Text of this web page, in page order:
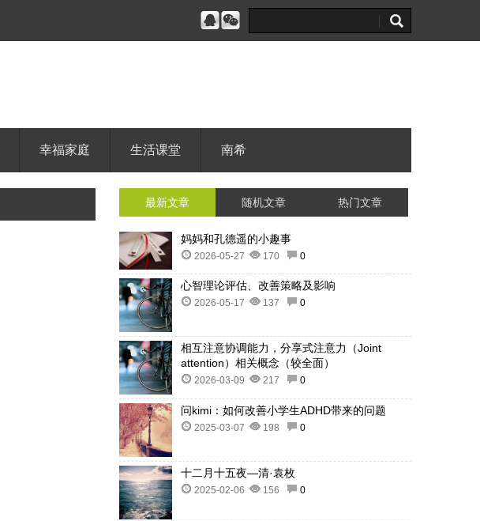
幸福家庭 生活课堂 南希
最新文章 随机文章 热门文章
妈妈和孔德遥的小趣事
2026-05-27 170 0
心智理论评估、改善策略及影响
2026-05-17 137 0
相互注意协调能力，分享式注意力（Joint
attention）相关概念（较全面）
2026-03-09 217 0
问kimi：如何改善小学生ADHD带来的问题
2025-03-07 198 0
十二月十五夜—清·袁枚
2025-02-06 156 0